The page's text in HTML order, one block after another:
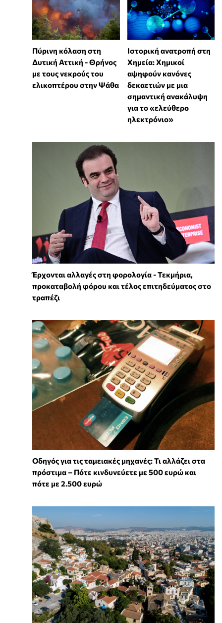
Πύρινη κόλαση στη
Δυτική Αττική - Θρήνος
με τους νεκρούς του
ελικοπτέρου στην Ψάθα
Ιστορική ανατροπή στη
Χημεία: Χημικοί
αψηφούν κανόνες
δεκαετιών με μια
σημαντική ανακάλυψη
για το «ελεύθερο
ηλεκτρόνιο»
Έρχονται αλλαγές στη φορολογία - Τεκμήρια,
προκαταβολή φόρου και τέλος επιτηδεύματος στο
τραπέζι
Οδηγός για τις ταμειακές μηχανές: Τι αλλάζει στα
πρόστιμα – Πότε κινδυνεύετε με 500 ευρώ και
πότε με 2.500 ευρώ